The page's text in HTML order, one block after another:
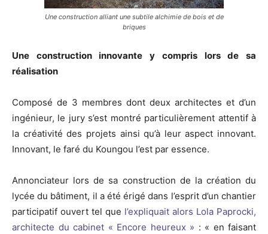
Une construction alliant une subtile alchimie de bois et de
briques
Une construction innovante y compris lors de sa
réalisation
Composé de 3 membres dont deux architectes et d’un
ingénieur, le jury s’est montré particulièrement attentif à
la créativité des projets ainsi qu’à leur aspect innovant.
Innovant, le faré du Koungou l’est par essence.
Annonciateur lors de sa construction de la création du
lycée du bâtiment, il a été érigé dans l’esprit d’un chantier
participatif ouvert tel que l’expliquait alors Lola Paprocki,
architecte du cabinet « Encore heureux » : « en faisant